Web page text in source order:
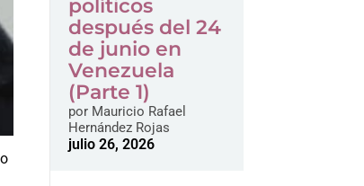
políticos
después del 24
de junio en
Venezuela
(Parte 1)
porMauricio Rafael
Hernández Rojas
julio 26, 2026